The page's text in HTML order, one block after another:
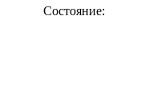
Состояние: